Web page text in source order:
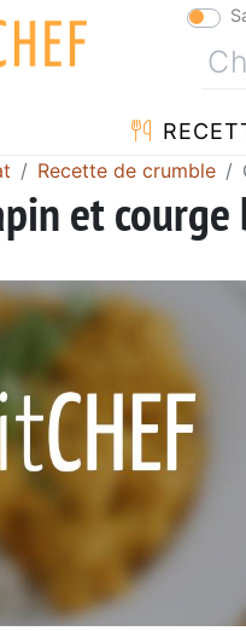
Recette de crumble
et